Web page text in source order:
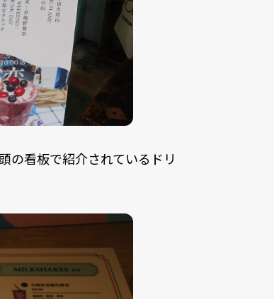
の看板で紹介されているドリ